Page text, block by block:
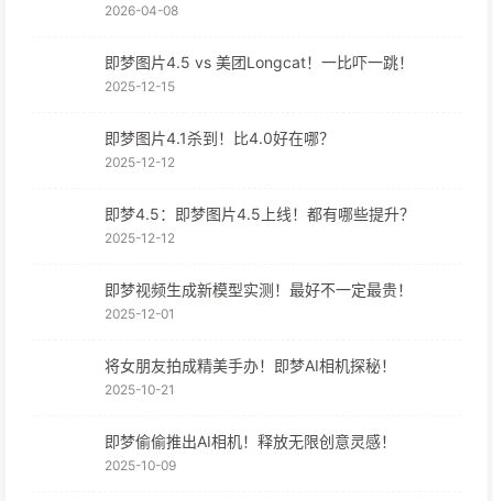
2026-04-08
即梦图片4.5 vs 美团Longcat！一比吓一跳！
2025-12-15
即梦图片4.1杀到！比4.0好在哪？
2025-12-12
即梦4.5：即梦图片4.5上线！都有哪些提升？
2025-12-12
即梦视频生成新模型实测！最好不一定最贵！
2025-12-01
将女朋友拍成精美手办！即梦AI相机探秘！
2025-10-21
即梦偷偷推出AI相机！释放无限创意灵感！
2025-10-09